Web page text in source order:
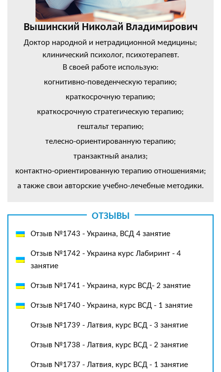
Вышинский Николай Владимирович
Доктор народной и нетрадиционной медицины;
клинический психолог, психотерапевт.
В своей работе использую:
когнитивно-поведенческую терапию;
краткосрочную терапию;
краткосрочную стратегическую терапию;
гештальт терапию;
телесно-ориентированную терапию;
транзактный анализ;
контактно-ориентированную терапию отношениями;
а также свои авторские учебно-лечебные методики.
ОТЗЫВЫ
Отзыв №1743 - Украина, ВСД 4 занятие
Отзыв №1742 - Украина курс Лабиринт - 4
занятие
Отзыв №1741 - Украина, курс ВСД- 2 занятие
Отзыв №1740 - Украина, курс ВСД - 1 занятие
Отзыв №1739 - Латвия, курс ВСД - 3 занятие
Отзыв №1738 - Латвия, курс ВСД - 2 занятие
Отзыв №1737 - Латвия, курс ВСД - 1 занятие